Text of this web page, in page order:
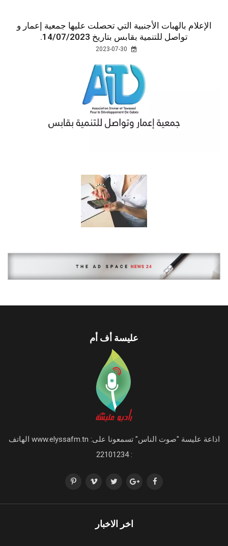
الإعلام بالهبات الأجنبية التي تحصلت عليها جمعية إعمار و
تواصل للتنمية بقابس بتاريخ 14/07/2023.
عليسة أف أم
اذاعة عليسة "صوت الناس" تسمعونا على: www.elyssafm.tn الهاتف
: 22101234
اخر الاخبار